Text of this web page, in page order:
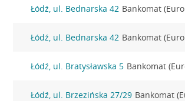
Łódź, ul. Bednarska 42 Bankomat
Łódź, ul. Bednarska 42 Bankomat
Łódź, ul. Bratysławska 5 Bankomat
Łódź, ul. Brzezińska 27/29 Bankomat